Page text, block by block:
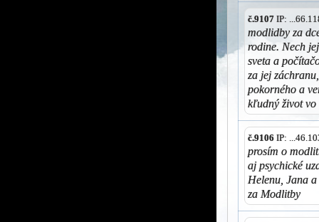
č.9107 IP:
modlidby za
rodine. Nech
sveta a
za jej
pokorného a
kľudný život vo
č.9106 IP:
prosím o
aj psychické
Helenu, Jana
za Modlitby